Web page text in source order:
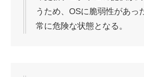
うため、OSに脆弱性があっ
常に危険な状態となる。